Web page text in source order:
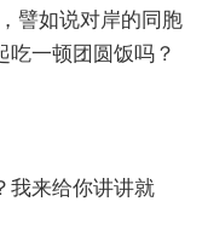
譬如说对岸的同胞
吃一顿团圆饭吗？
我来给你讲讲就